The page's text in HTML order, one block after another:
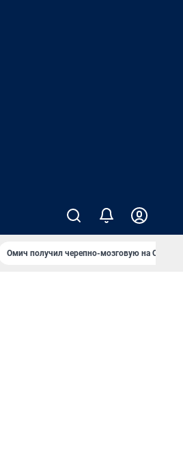
Омич получил черепно-мозговую на ОНПЗ